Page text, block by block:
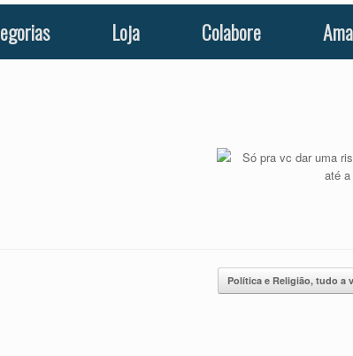
Loja Colabore
Só pra vc dar uma
até
Política e Religião, tudo a